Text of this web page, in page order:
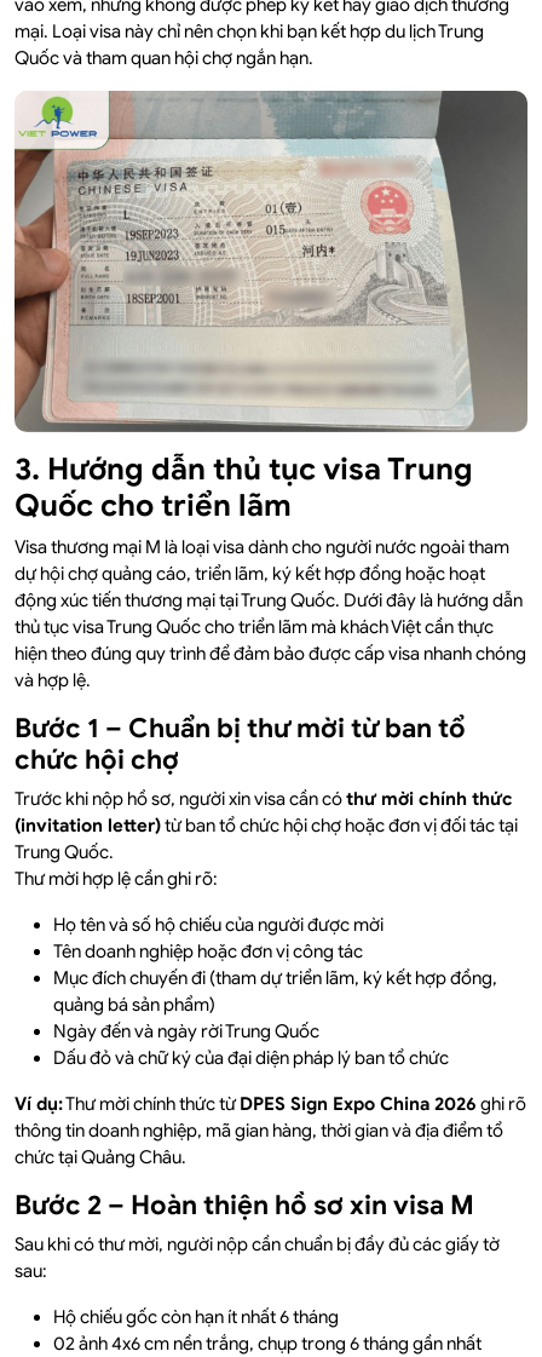
vào xem, nhưng không được phép ký kết hay giao dịch thương
mại. Loại visa này chỉ nên chọn khi bạn kết hợp du lịch Trung
Quốc và tham quan hội chợ ngắn hạn.
3. Hướng dẫn thủ tục visa Trung
Quốc cho triển lãm
Visa thương mại M là loại visa dành cho người nước ngoài tham
dự hội chợ quảng cáo, triển lãm, ký kết hợp đồng hoặc hoạt
động xúc tiến thương mại tại Trung Quốc. Dưới đây là hướng dẫn
thủ tục visa Trung Quốc cho triển lãm mà khách Việt cần thực
hiện theo đúng quy trình để đảm bảo được cấp visa nhanh chóng
và hợp lệ.
Bước 1 – Chuẩn bị thư mời từ ban tổ
chức hội chợ
Trước khi nộp hồ sơ, người xin visa cần cóthư mời chính thức
(invitation letter)từ ban tổ chức hội chợ hoặc đơn vị đối tác tại
Trung Quốc.
Thư mời hợp lệ cần ghi rõ:
Họ tên và số hộ chiếu của người được mời
Tên doanh nghiệp hoặc đơn vị công tác
Mục đích chuyến đi (tham dự triển lãm, ký kết hợp đồng,
quảng bá sản phẩm)
Ngày đến và ngày rời Trung Quốc
Dấu đỏ và chữ ký của đại diện pháp lý ban tổ chức
Ví dụ:Thư mời chính thức từDPES Sign Expo China 2026 ghi rõ
thông tin doanh nghiệp, mã gian hàng, thời gian và địa điểm tổ
chức tại Quảng Châu.
Bước 2 – Hoàn thiện hồ sơ xin visa M
Sau khi có thư mời, người nộp cần chuẩn bị đầy đủ các giấy tờ
sau:
Hộ chiếu gốc còn hạn ít nhất 6 tháng
02 ảnh 4x6 cm nền trắng, chụp trong 6 tháng gần nhất